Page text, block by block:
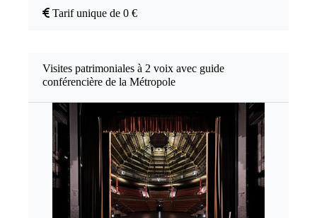
Tarif unique de 0 €
Visites patrimoniales à 2 voix avec guide
conférencière de la Métropole